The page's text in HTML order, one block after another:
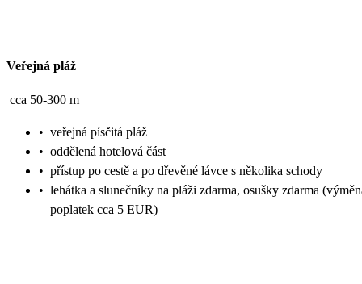
Veřejná pláž
cca 50-300 m
• veřejná písčitá pláž
• oddělená hotelová část
• přístup po cestě a po dřevěné lávce s několika schody
• lehátka a slunečníky na pláži zdarma, osušky zdarma
poplatek cca 5 EUR)